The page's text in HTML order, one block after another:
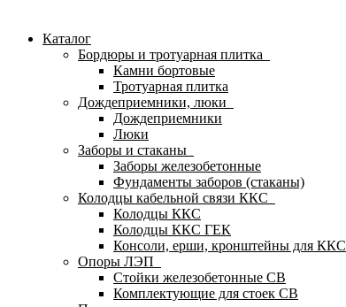
Каталог
Бордюры и тротуарная плитка
Камни бортовые
Тротуарная плитка
Дождеприемники, люки
Дождеприемники
Люки
Заборы и стаканы
Заборы железобетонные
Фундаменты заборов (стаканы)
Колодцы кабельной связи ККС
Колодцы ККС
Колодцы ККС ГЕК
Консоли, ерши, кронштейны для ККС
Опоры ЛЭП
Стойки железобетонные СВ
Комплектующие для стоек СВ